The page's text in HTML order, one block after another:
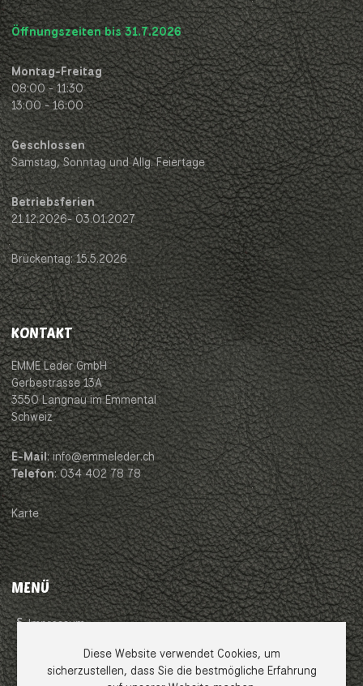
Öffnungszeiten bis 31.7.2026
Montag-Freitag
08:00 - 11:30
13:00 - 16:00
Geschlossen
Samstag, Sonntag und Allg. Feiertage
Betriebsferien
21.12.2026- 03.01.2027
Brückentag: 15.5.2026
KONTAKT
EMME Leder GmbH
Gerbestrasse 13A
3550 Langnau im Emmental
Schweiz
E-Mail: info@emmeleder.ch
Telefon: 034 402 78 78
Karte
MENÜ
Impressum
Diese Website verwendet Cookies, um
sicherzustellen, dass Sie die bestmögliche Erfahrung